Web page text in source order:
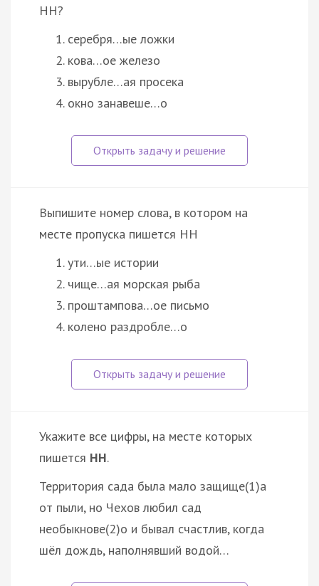
НН?
серебря…ые ложки
кова…ое железо
вырубле…ая просека
окно занавеше…о
Выпишите номер слова, в котором на
месте пропуска пишется НН
ути…ые истории
чище…ая морская рыба
проштампова…ое письмо
колено раздробле…о
Укажите все цифры, на месте которых
пишется НН.
Территория сада была мало защище(1)а
от пыли, но Чехов любил сад
необыкнове(2)о и бывал счастлив, когда
шёл дождь, наполнявший водой…